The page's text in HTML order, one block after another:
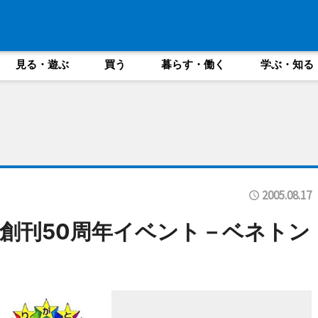
見る・遊ぶ 買う 暮らす・働く 学ぶ・知る
2005.08.17
刊50周年イベント－ベネトン